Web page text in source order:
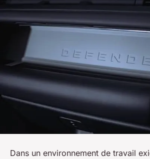
Dans un environnement de travail